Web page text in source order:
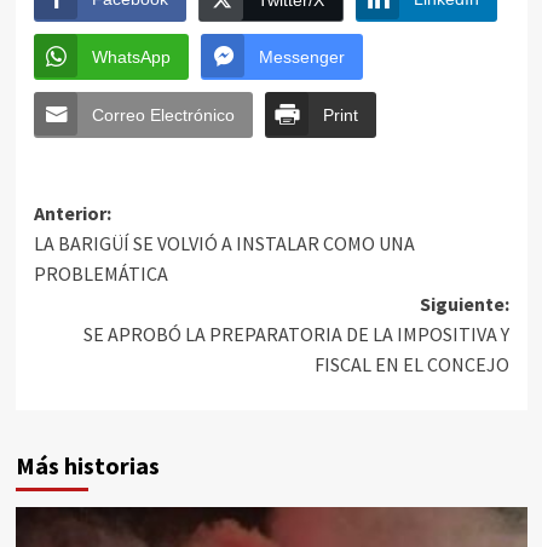
WhatsApp Messenger
Correo Electrónico Print
Anterior:
LA BARIGÜÍ SE VOLVIÓ A INSTALAR COMO UNA
PROBLEMÁTICA
Siguiente:
SE APROBÓ LA PREPARATORIA DE LA IMPOSITIVA Y
FISCAL EN EL CONCEJO
Más historias